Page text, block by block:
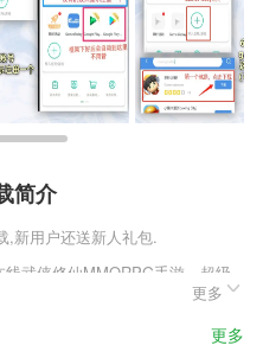
简介
,新用户还送新人礼包.
武侠修仙MMORPG手游，超级
还有原创地图和原创的主体玩法，
的游戏秘境自由探寻，寻找属于
的大陆上，战它个天翻地覆吧！
更多
更多